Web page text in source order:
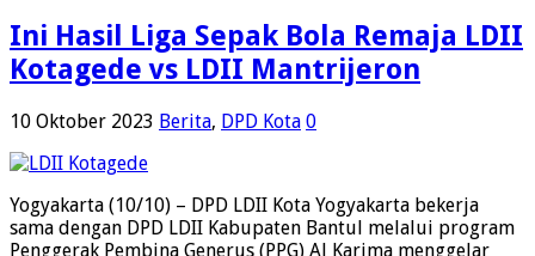
Ini Hasil Liga Sepak Bola Remaja LDII
Kotagede vs LDII Mantrijeron
10 Oktober 2023 Berita, DPD Kota 0
Yogyakarta (10/10) – DPD LDII Kota Yogyakarta bekerja
sama dengan DPD LDII Kabupaten Bantul melalui program
Penggerak Pembina Generus (PPG) Al Karima menggelar